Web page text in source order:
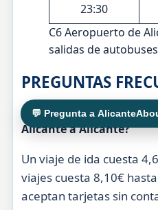
23:30
C6 Aeropuerto de
salidas de
PREGUNTAS
¿Cuánto cuesta el
Alicante a Alicante?
Un viaje de ida cuesta
viajes cuesta 8,10€
aceptan tarjetas sin
💬 Pregunta a